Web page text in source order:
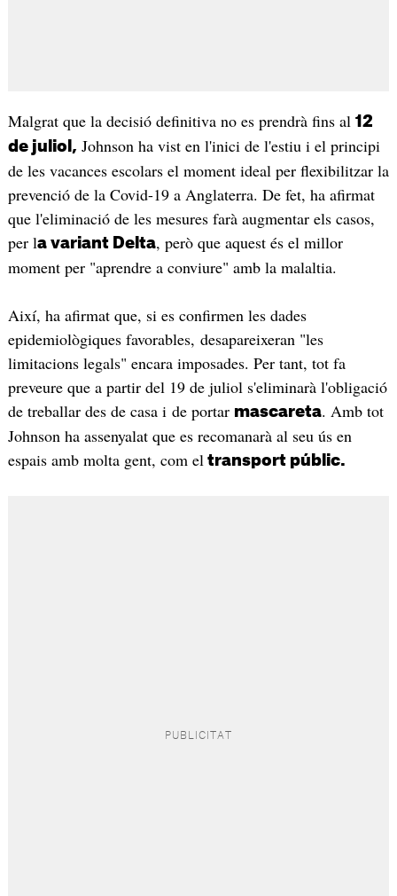
Malgrat que la decisió definitiva no es prendrà fins al 12
de juliol, Johnson ha vist en l'inici de l'estiu i el principi
de les vacances escolars el moment ideal per flexibilitzar la
prevenció de la Covid-19 a Anglaterra. De fet, ha afirmat
que l'eliminació de les mesures farà augmentar els casos,
per la variant Delta, però que aquest és el millor
moment per "aprendre a conviure" amb la malaltia.
Així, ha afirmat que, si es confirmen les dades
epidemiològiques favorables, desapareixeran "les
limitacions legals" encara imposades. Per tant, tot fa
preveure que a partir del 19 de juliol s'eliminarà l'obligació
de treballar des de casa i de portar mascareta. Amb tot
Johnson ha assenyalat que es recomanarà al seu ús en
espais amb molta gent, com el transport públic.